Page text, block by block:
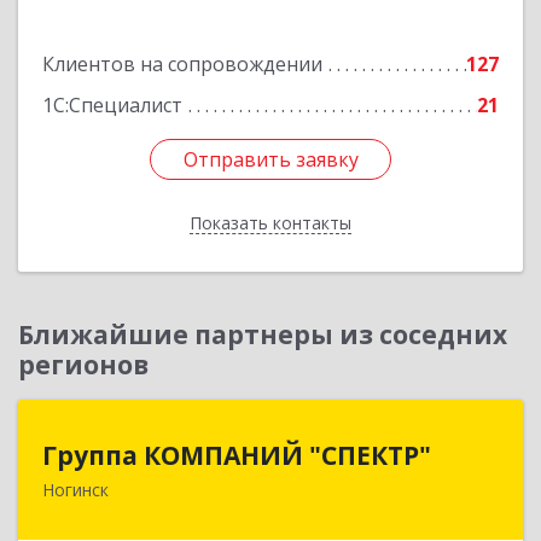
Клиентов на сопровождении
127
1С:Специалист
21
Отправить заявку
Показать контакты
Подробнее
Отправить заявку
Назад
Ближайшие партнеры из соседних
регионов
Группа КОМПАНИЙ "СПЕКТР"
Ногинск
Группа КОМПАНИЙ "СПЕКТР"
142400, Московская обл, г.о.Богородский,